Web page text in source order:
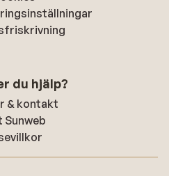
du hjälp?
& kontakt
Sunweb